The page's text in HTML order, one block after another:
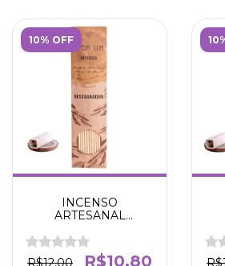
10% OFF
INCENSO
ARTESANAL
PROTEGE E
RESTAURA A AURA -
R$12,00 R$10,80